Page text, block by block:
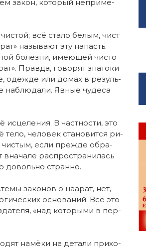
за­кон, ко­то­рый не­при­ме­
всё ста­ло бе­лым, чист
на­зы­ва­ют эту на­пасть.
бо­лез­ни, име­ю­щей чис­то
Прав­да, го­во­рят зна­то­ки
одеж­де или до­мах в ре­зуль­
на­блю­да­ли. Явные чу­де­са
В час­т­нос­ти, это
че­ло­век ста­но­вит­ся ри­
чис­тым, ес­ли преж­де об­ра­
рас­прос­т­ра­ни­лась
до­воль­но стран­но.
за­ко­нов о ца­а­рат, нет,
ос­но­ва­ний. Всё это
«над ко­то­ры­ми в пер­
на­мё­ки на де­та­ли при­хо­